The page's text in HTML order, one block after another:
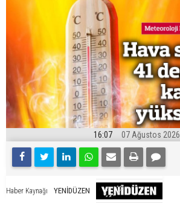
16:07 07 Ağustos 2026
Haber Kaynağı YENİDÜZEN